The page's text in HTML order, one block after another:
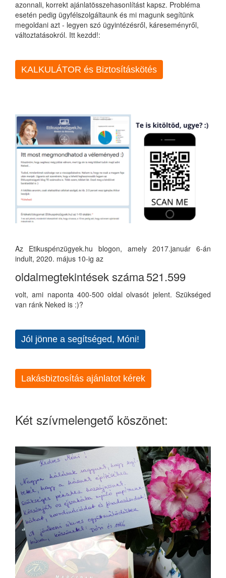
azonnali, korrekt ajánlatösszehasonlítást kapsz. Probléma
esetén pedig ügyfélszolgáltaunk és mi magunk segítünk
megoldani azt - legyen szó ügyintézésről, káreseményről,
változtatásokról. Itt kezdd!:
KALKULÁTOR és Biztosításkötés
Az Etikuspénzügyek.hu blogon, amely 2017.január 6-án
indult, 2020. május 10-ig az
oldalmegtekintések száma521.599
volt, ami naponta 400-500 oldal olvasót jelent. Szükséged
van ránk Neked is :)?
Jól jönne a segítséged, Móni!
Lakásbiztosítás ajánlatot kérek
Két szívmelengető köszönet: